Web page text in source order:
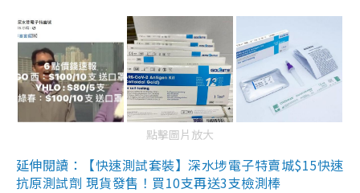
點擊圖片放大
延伸閱讀：【快速測試套裝】深水埗電子特賣城$15快速
抗原測試劑 現貨發售！買10支再送3支檢測棒